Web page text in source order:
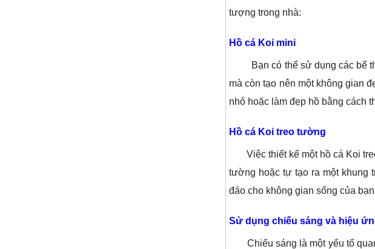
tượng trong nhà:
Hồ cá Koi mini
Bạn có thể sử dụng các bể
mà còn tạo nên một không gian
nhỏ hoặc làm đẹp hồ bằng cách
Hồ cá Koi treo tường
Việc thiết kế một hồ cá Koi
tường hoặc tự tạo ra một khung
đáo cho không gian sống của
Sử dụng chiếu sáng và hiệu
Chiếu sáng là một yếu tố